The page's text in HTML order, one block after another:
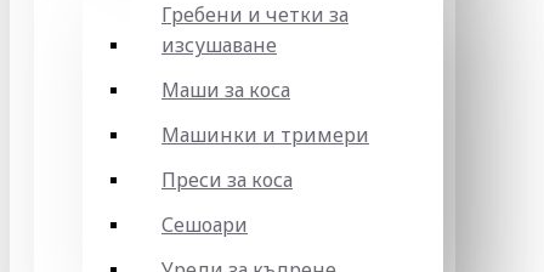
Гребени и четки за
изсушаване
Маши за коса
Машинки и тримери
Преси за коса
Сешоари